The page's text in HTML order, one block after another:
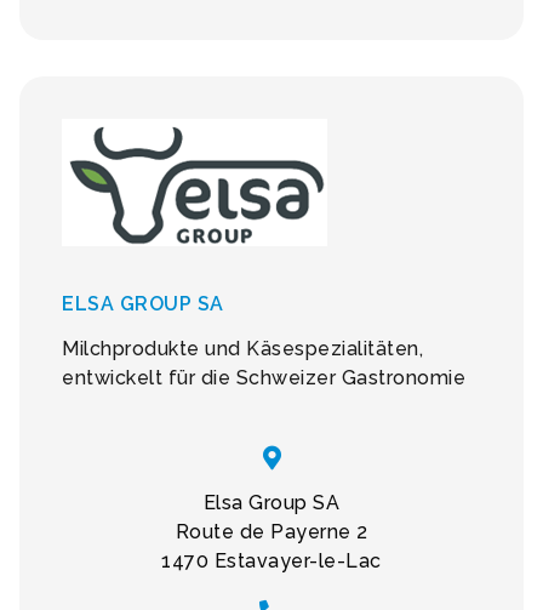
ELSA GROUP SA
Milchprodukte und Käsespezialitäten,
entwickelt für die Schweizer Gastronomie
Elsa Group SA
Route de Payerne 2
1470 Estavayer-le-Lac